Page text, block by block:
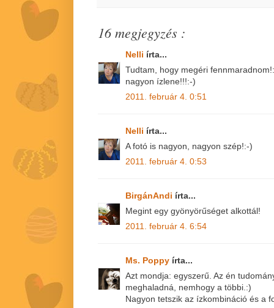
16 megjegyzés :
Nelli írta...
Tudtam, hogy megéri
nagyon ízlene!!!:-)
2011. február 4. 0:51
Nelli írta...
A fotó is nagyon, nagyon szép!:-)
2011. február 4. 0:53
BirgánAndi írta...
Megint egy gyönyörűséget alkottál!
2011. február 4. 6:54
Ms. Poppy írta...
Azt mondja: egyszerű. Az én
meghaladná, nemhogy a többi.:)
Nagyon tetszik az ízkombináció és a